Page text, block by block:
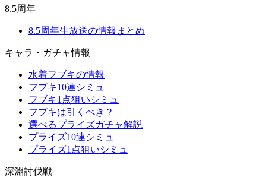
8.5周年
8.5周年生放送の情報まとめ
キャラ・ガチャ情報
水着フブキの情報
フブキ10連シミュ
フブキ1点狙いシミュ
フブキは引くべき？
選べるプライズガチャ解説
プライズ10連シミュ
プライズ1点狙いシミュ
深淵討伐戦